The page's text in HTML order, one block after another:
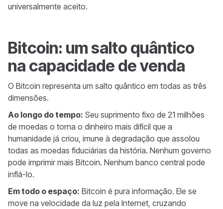
universalmente aceito.
Bitcoin: um salto quântico
na capacidade de venda
O Bitcoin representa um salto quântico em todas as três
dimensões.
Ao longo do tempo: Seu suprimento fixo de 21 milhões
de moedas o torna o dinheiro mais difícil que a
humanidade já criou, imune à degradação que assolou
todas as moedas fiduciárias da história. Nenhum governo
pode imprimir mais Bitcoin. Nenhum banco central pode
inflá-lo.
Em todo o espaço: Bitcoin é pura informação. Ele se
move na velocidade da luz pela Internet, cruzando